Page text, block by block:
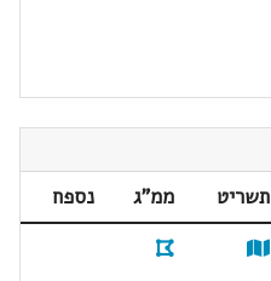
תשריט ממ"ג
נספח